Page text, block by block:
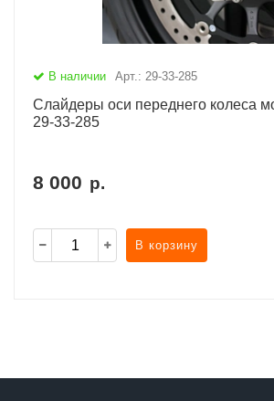
В наличии Арт.: 29-33-285
Слайдеры оси переднего колеса
29-33-285
8 000 р.
В корзину